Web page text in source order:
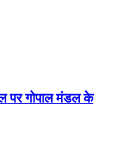
पर गोपाल मंडल के